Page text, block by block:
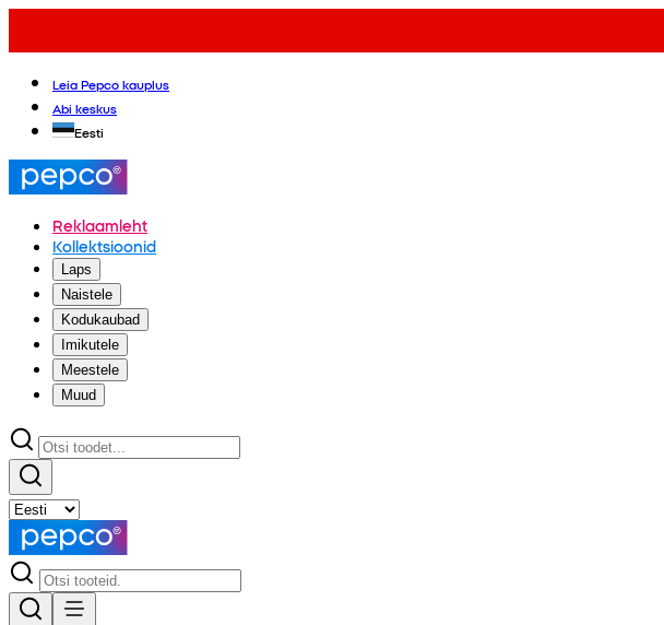
Leia Pepco kauplus
Abi keskus
Eesti
Reklaamleht
Kollektsioonid
Laps
Naistele
Kodukaubad
Imikutele
Meestele
Muud